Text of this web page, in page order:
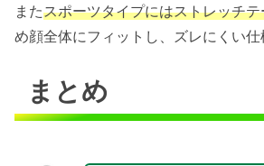
またスポーツタイプにはストレッチテ
め顔全体にフィットし、ズレにくい仕
まとめ